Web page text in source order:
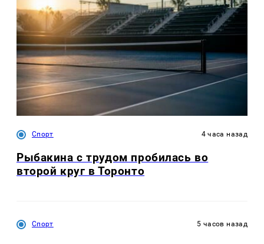
Спорт 4 часа назад
Рыбакина с трудом пробилась во
второй круг в Торонто
Спорт 5 часов назад